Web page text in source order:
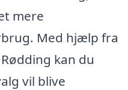
mere
Med hjælp fra
kan du
vil blive